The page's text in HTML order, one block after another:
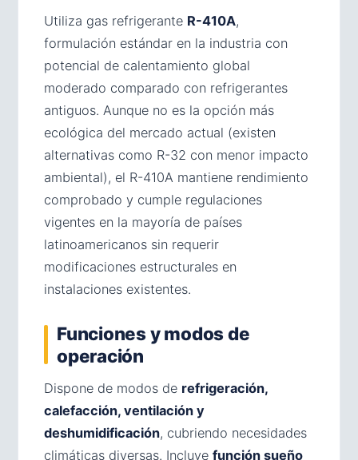
Utiliza gas refrigerante R-410A,
formulación estándar en la industria con
potencial de calentamiento global
moderado comparado con refrigerantes
antiguos. Aunque no es la opción más
ecológica del mercado actual (existen
alternativas como R-32 con menor impacto
ambiental), el R-410A mantiene rendimiento
comprobado y cumple regulaciones
vigentes en la mayoría de países
latinoamericanos sin requerir
modificaciones estructurales en
instalaciones existentes.
Funciones y modos de
operación
Dispone de modos de refrigeración,
calefacción, ventilación y
deshumidificación, cubriendo necesidades
climáticas diversas. Incluye función sueño